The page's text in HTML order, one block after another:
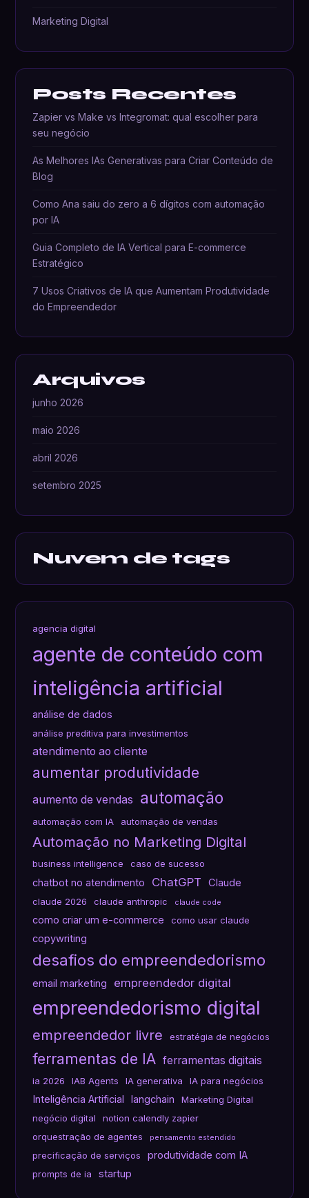
Marketing Digital
Posts Recentes
Zapier vs Make vs Integromat: qual escolher para
seu negócio
As Melhores IAs Generativas para Criar Conteúdo de
Blog
Como Ana saiu do zero a 6 dígitos com automação
por IA
Guia Completo de IA Vertical para E-commerce
Estratégico
7 Usos Criativos de IA que Aumentam Produtividade
do Empreendedor
Arquivos
junho 2026
maio 2026
abril 2026
setembro 2025
Nuvem de tags
agencia digital
agente de conteúdo com
inteligência artificial
análise de dados
análise preditiva para investimentos
atendimento ao cliente
aumentar produtividade
aumento de vendas automação
automação com IA automação de vendas
Automação no Marketing Digital
business intelligence caso de sucesso
chatbot no atendimento ChatGPT Claude
claude 2026 claude anthropic claude code
como criar um e-commerce como usar claude
copywriting
desafios do empreendedorismo
email marketing empreendedor digital
empreendedorismo digital
empreendedor livre estratégia de negócios
ferramentas de IA ferramentas digitais
ia 2026 IAB Agents IA generativa IA para negócios
Inteligência Artificial langchain
Marketing Digital
negócio digital
notion calendly zapier
orquestração de agentes
pensamento estendido
precificação de serviços produtividade com IA
prompts de ia startup